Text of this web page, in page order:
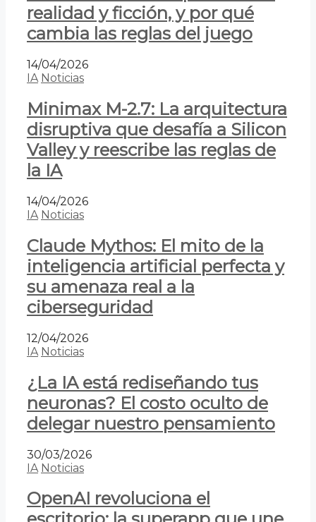
realidad y ficción, y por qué
cambia las reglas del juego
14/04/2026
IA Noticias
Minimax M-2.7: La arquitectura
disruptiva que desafía a Silicon
Valley y reescribe las reglas de
la IA
14/04/2026
IA Noticias
Claude Mythos: El mito de la
inteligencia artificial perfecta y
su amenaza real a la
ciberseguridad
12/04/2026
IA Noticias
¿La IA está rediseñando tus
neuronas? El costo oculto de
delegar nuestro pensamiento
30/03/2026
IA Noticias
OpenAI revoluciona el